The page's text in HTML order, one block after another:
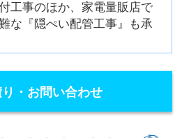
工事のほか、家電量販店で
な『隠ぺい配管工事』も承
・お問い合わせ